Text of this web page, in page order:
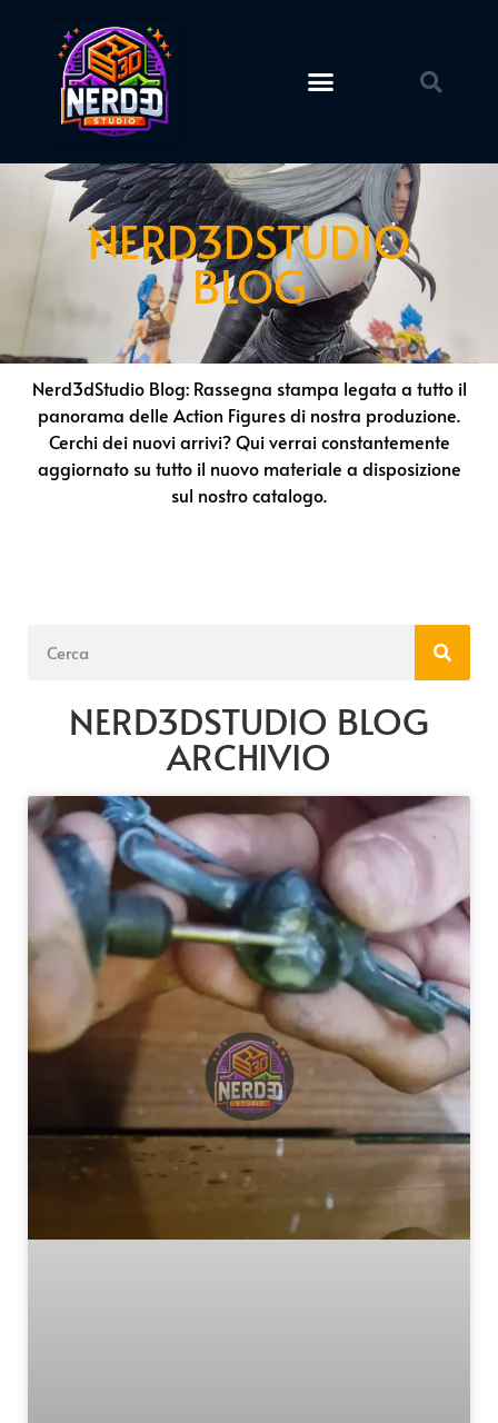
NERD3DSTUDIO
BLOG
Nerd3dStudio Blog: Rassegna stampa legata a tutto il
panorama delle Action Figures di nostra produzione.
Cerchi dei nuovi arrivi? Qui verrai constantemente
aggiornato su tutto il nuovo materiale a disposizione
sul nostro catalogo.
NERD3DSTUDIO BLOG
ARCHIVIO